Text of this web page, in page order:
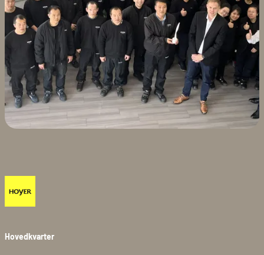
Hovedkvarter